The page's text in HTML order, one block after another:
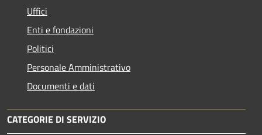
Uffici
Enti e fondazioni
Politici
Personale Amministrativo
Documenti e dati
CATEGORIE DI SERVIZIO